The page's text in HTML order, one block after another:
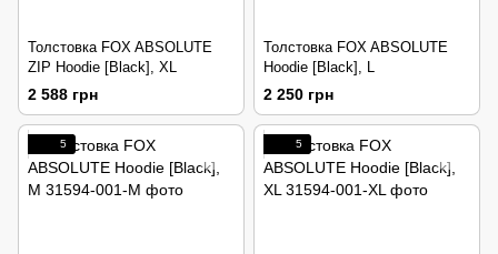
Толстовка FOX ABSOLUTE
ZIP Hoodie [Black], XL
2 588 грн
Толстовка FOX ABSOLUTE
Hoodie [Black], L
2 250 грн
5 5